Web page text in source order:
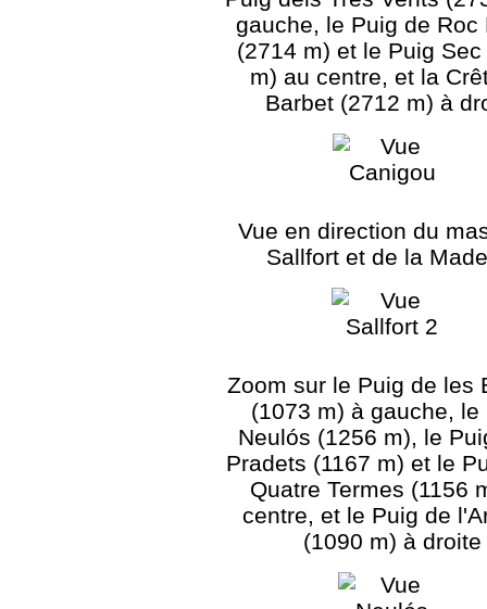
gauche, le Puig de Roc
(2714 m) et le Puig
m) au centre, et la
Barbet (2712 m) à
Vue en direction du
Sallfort et de la
Zoom sur le Puig de les
(1073 m) à gauche, le
Neulós (1256 m), le
Pradets (1167 m) et le
Quatre Termes (1156
centre, et le Puig de
(1090 m) à droite